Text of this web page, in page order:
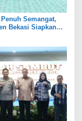
Semangat,
Bekasi Siapkan